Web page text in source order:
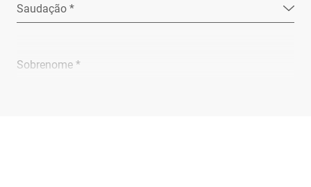
Saudação *
Sobrenome *